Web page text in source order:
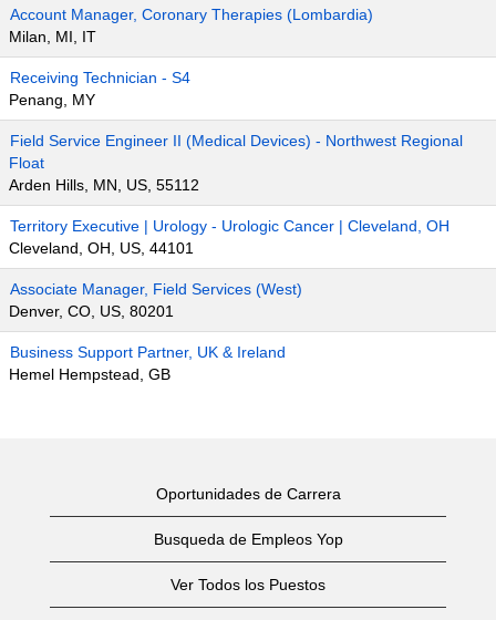
Account Manager, Coronary Therapies (Lombardia)
Milan, MI, IT
Receiving Technician - S4
Penang, MY
Field Service Engineer II (Medical Devices) - Northwest Regional
Float
Arden Hills, MN, US, 55112
Territory Executive | Urology - Urologic Cancer | Cleveland, OH
Cleveland, OH, US, 44101
Associate Manager, Field Services (West)
Denver, CO, US, 80201
Business Support Partner, UK & Ireland
Hemel Hempstead, GB
Oportunidades de Carrera
Busqueda de Empleos Yop
Ver Todos los Puestos